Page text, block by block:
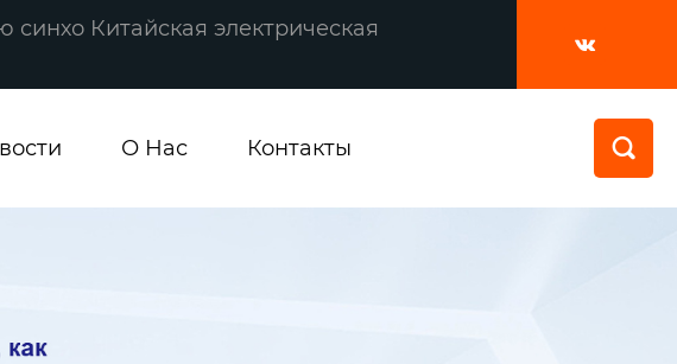
Китайская электрическая

О Нас Контакты 